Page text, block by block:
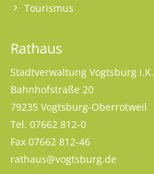
Tourismus
Rathaus
Stadtverwaltung Vogtsburg i.K.
Bahnhofstraße 20
79235 Vogtsburg-Oberrotweil
Tel. 07662 812-0
Fax 07662 812-46
rathaus@vogtsburg.de